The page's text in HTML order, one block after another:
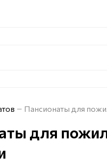
Пансионаты для
для